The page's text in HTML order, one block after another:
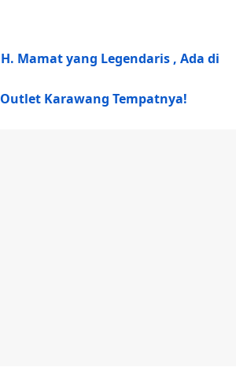
Mamat yang Legendaris , Ada di
Karawang Tempatnya!